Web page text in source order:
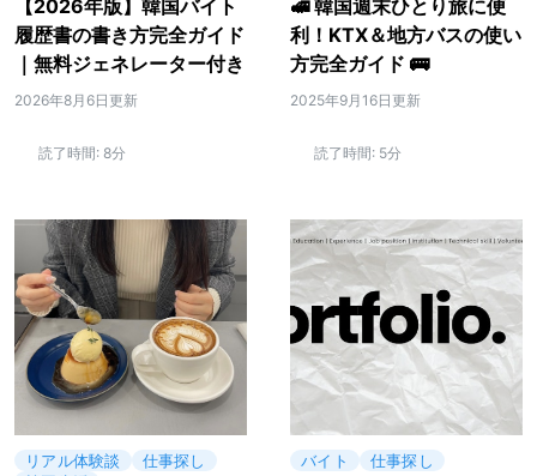
【2026年版】韓国バイト
履歴書の書き方完全ガイド
｜無料ジェネレーター付き
2026年8月6日更新
読了時間: 8分
🚅 韓国週末ひとり旅に便
利！KTX＆地方バスの使い
方完全ガイド 🚌
2025年9月16日更新
読了時間: 5分
リアル体験談
仕事探し
バイト 仕事探し